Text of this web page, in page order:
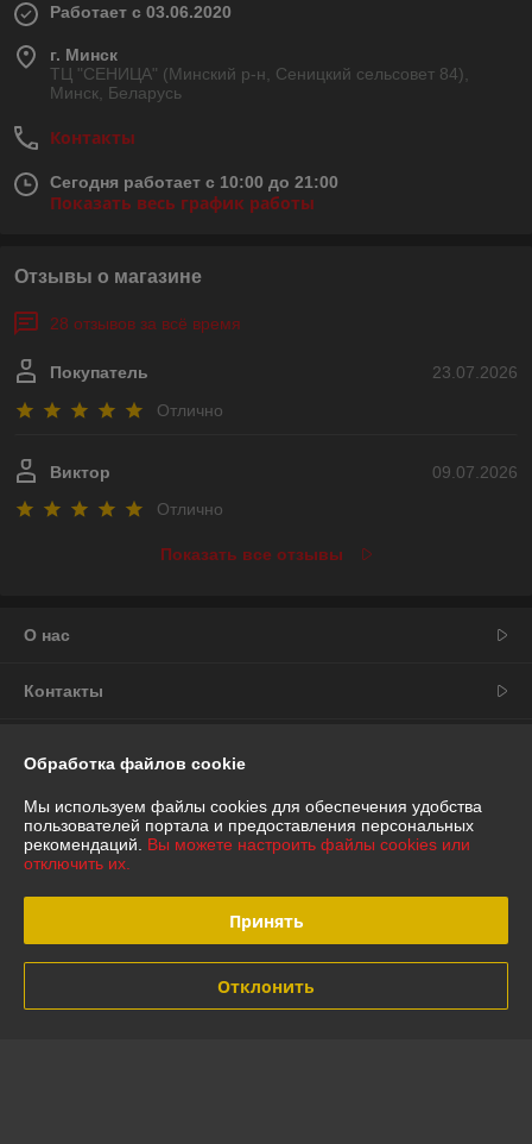
Работает с 03.06.2020
г. Минск
ТЦ "СЕНИЦА" (Минский р-н, Сеницкий сельсовет 84),
Минск, Беларусь
Контакты
Сегодня работает с 10:00 до 21:00
Показать весь график работы
Отзывы о магазине
28 отзывов за всё время
23.07.2026
Покупатель
Отлично
09.07.2026
Виктор
Отлично
Показать все отзывы
О нас
Контакты
График работы
Полная версия сайта
Политика обработки cookies
Сайт создан на платформе Deal.by
Обработка файлов cookie
Мы используем файлы cookies для обеспечения удобства
пользователей портала и предоставления персональных
рекомендаций. Вы можете настроить файлы cookies или
отключить их.
Принять
Отклонить